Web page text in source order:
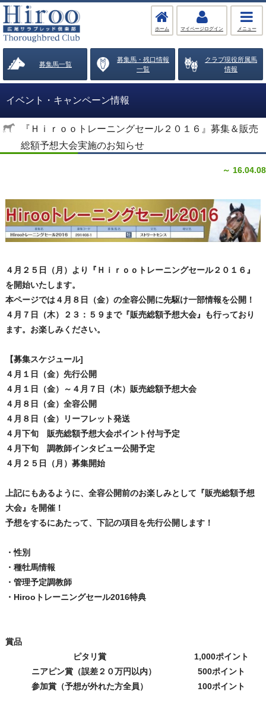
ホーム マイページログイン メニュー
募集馬一覧
募集馬・残口情報
一覧
クラブ現役所属馬
情報
イベント・キャンペーン情報
『Ｈｉｒｏｏトレーニングセール２０１６』募集＆販売
総額予想大会実施のお知らせ
～ 16.04.08
４月２５日（月）より『Ｈｉｒｏｏトレーニングセール２０１６』
を開始いたします。
本ページでは４月８日（金）の全容公開に先駆け一部情報を公開！
４月７日（木）２３：５９まで『販売総額予想大会』も行っており
ます。お楽しみください。
【募集スケジュール]
４月１日（金）先行公開
４月１日（金）～４月７日（木）販売総額予想大会
４月８日（金）全容公開
４月８日（金）リーフレット発送
４月下旬 販売総額予想大会ポイント付与予定
４月下旬 調教師インタビュー公開予定
４月２５日（月）募集開始
上記にもあるように、全容公開前のお楽しみとして『販売総額予想
大会』を開催！
予想をするにあたって、下記の項目を先行公開します！
・性別
・種牡馬情報
・管理予定調教師
・Hirooトレーニングセール2016特典
賞品
ピタリ賞
1,000ポイント
ニアピン賞（誤差２０万円以内）
500ポイント
参加賞（予想が外れた方全員）
100ポイント